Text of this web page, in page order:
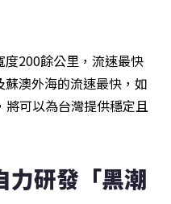
200餘公里，流速最快
澳外海的流速最快，如
可以為台灣提供穩定且
力研發「黑潮